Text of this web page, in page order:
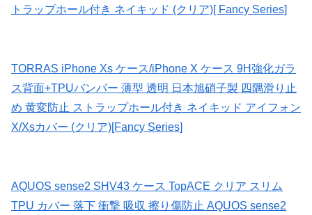
トラップホール付き ネイキッド (クリア)[ Fancy Series]
TORRAS iPhone Xs ケース/iPhone X ケース 9H強化ガラ
ス背面+TPUバンパー 薄型 透明 日本旭硝子製 四隅滑り止
め 黄変防止 ストラップホール付き ネイキッド アイフォン
X/Xsカバー (クリア)[Fancy Series]
AQUOS sense2 SHV43 ケース TopACE クリア スリム
TPU カバー 落下 衝撃 吸収 擦り傷防止 AQUOS sense2